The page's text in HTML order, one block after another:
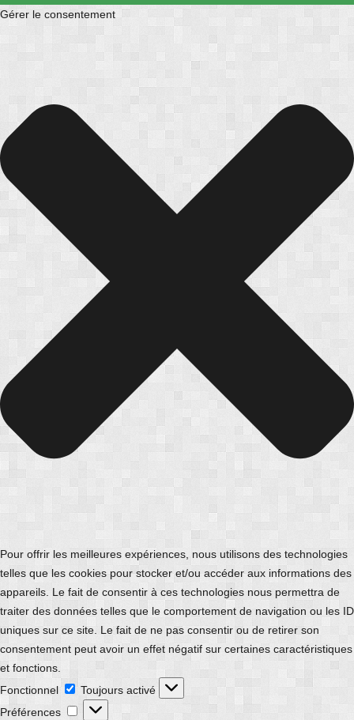
Gérer le consentement
Pour offrir les meilleures expériences, nous utilisons des technologies
telles que les cookies pour stocker et/ou accéder aux informations des
appareils. Le fait de consentir à ces technologies nous permettra de
traiter des données telles que le comportement de navigation ou les ID
uniques sur ce site. Le fait de ne pas consentir ou de retirer son
consentement peut avoir un effet négatif sur certaines caractéristiques
et fonctions.
Fonctionnel
Fonctionnel
Toujours activé
Préférences
Préférences